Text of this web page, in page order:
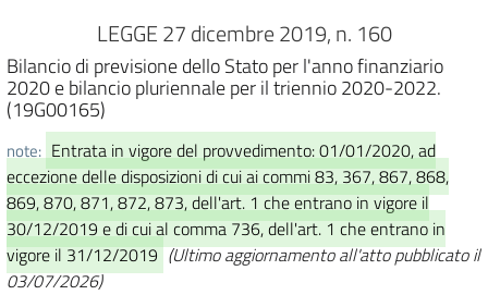
LEGGE 27 dicembre 2019, n. 160
Bilancio di previsione dello Stato per l'anno finanziario
2020 e bilancio pluriennale per il triennio 2020-2022.
(19G00165)
note: Entrata in vigore del provvedimento: 01/01/2020, ad
eccezione delle disposizioni di cui ai commi 83, 367, 867, 868,
869, 870, 871, 872, 873, dell'art. 1 che entrano in vigore il
30/12/2019 e di cui al comma 736, dell'art. 1 che entrano in
vigore il 31/12/2019 (Ultimo aggiornamento all'atto pubblicato il
03/07/2026)